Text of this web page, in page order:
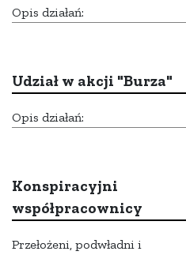
Opis działań:
Udział w akcji "Burza"
Opis działań:
Konspiracyjni
współpracownicy
Przełożeni, podwładni i